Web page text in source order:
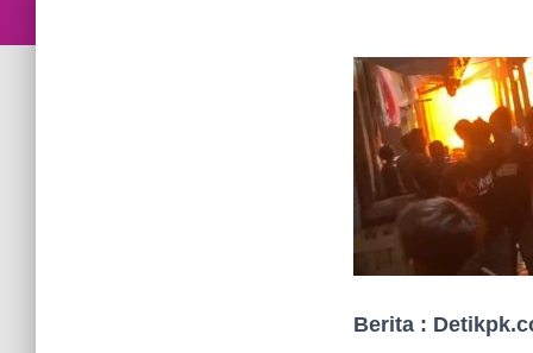
Berita :